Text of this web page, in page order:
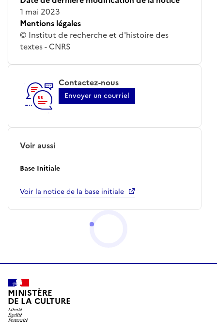
1 mai 2023
Mentions légales
© Institut de recherche et d'histoire des
textes - CNRS
Contactez-nous
Envoyer un courriel
Voir aussi
Base Initiale
Voir la notice de la base initiale
MINISTÈRE
DE LA CULTURE